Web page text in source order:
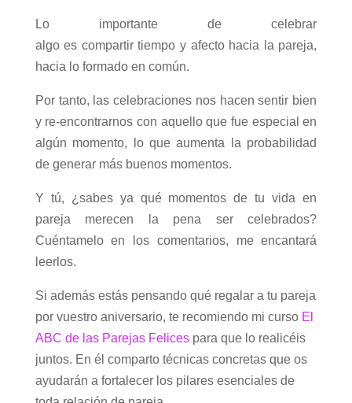
Lo importante de celebrar
algo es compartir tiempo y afecto hacia la pareja,
hacia lo formado en común.
Por tanto, las celebraciones nos hacen sentir bien
y re-encontrarnos con aquello que fue especial en
algún momento, lo que aumenta la probabilidad
de generar más buenos momentos.
Y tú, ¿sabes ya qué momentos de tu vida en
pareja merecen la pena ser celebrados?
Cuéntamelo en los comentarios, me encantará
leerlos.
Si además estás pensando qué regalar a tu pareja
por vuestro aniversario, te recomiendo mi curso El
ABC de las Parejas Felicespara que lo realicéis
juntos. En él comparto técnicas concretas que os
ayudarán a fortalecer los pilares esenciales de